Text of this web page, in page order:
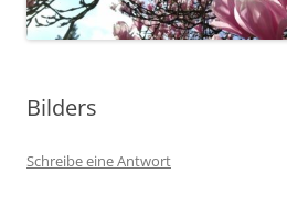
Bilders
Schreibe eine Antwort